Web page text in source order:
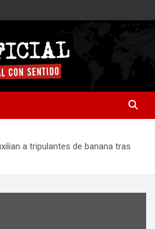
a tripulantes de banana tras